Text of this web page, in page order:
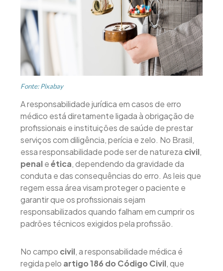
Fonte: Pixabay
A responsabilidade jurídica em casos de erro
médico está diretamente ligada à obrigação de
profissionais e instituições de saúde de prestar
serviços com diligência, perícia e zelo. No Brasil,
essa responsabilidade pode ser de natureza civil,
penaleética, dependendo da gravidade da
conduta e das consequências do erro. As leis que
regem essa área visam proteger o paciente e
garantir que os profissionais sejam
responsabilizados quando falham em cumprir os
padrões técnicos exigidos pela profissão.
No campo civil, a responsabilidade médica é
regida pelo artigo 186 do Código Civil, que